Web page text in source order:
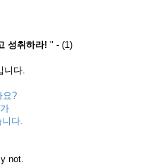
성취하라! " - (1)
다.
요?
다.
not.